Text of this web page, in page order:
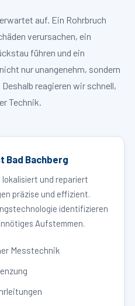
auf. Ein Rohrbruch
verursachen, ein
führen und ein
nur unangenehm, sondern
reagieren wir schnell,
Technik.
Bad Bachberg
und repariert
präzise und effizient.
identifizieren
Aufstemmen.
Messtechnik